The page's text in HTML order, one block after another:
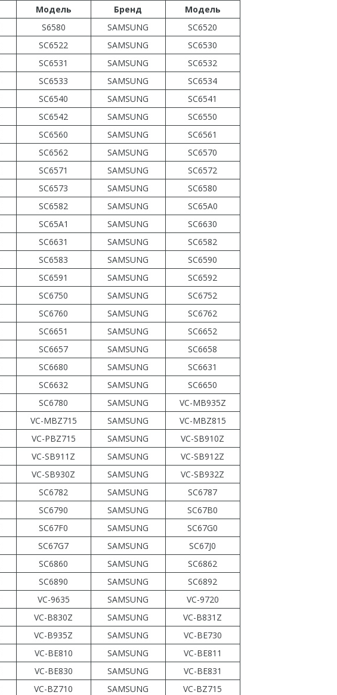
Модель Бренд
Модель
S6580 SAMSUNG
SC6520
SC6522 SAMSUNG
SC6530
SC6531 SAMSUNG
SC6532
SC6533 SAMSUNG
SC6534
SC6540 SAMSUNG
SC6541
SC6542 SAMSUNG
SC6550
SC6560 SAMSUNG
SC6561
SC6562 SAMSUNG
SC6570
SC6571 SAMSUNG
SC6572
SC6573 SAMSUNG
SC6580
SC6582 SAMSUNG
SC65A0
SC65A1 SAMSUNG
SC6630
SC6631 SAMSUNG
SC6582
SC6583 SAMSUNG
SC6590
SC6591 SAMSUNG
SC6592
SC6750 SAMSUNG
SC6752
SC6760 SAMSUNG
SC6762
SC6651 SAMSUNG
SC6652
SC6657 SAMSUNG
SC6658
SC6680 SAMSUNG
SC6631
SC6632 SAMSUNG
SC6650
SC6780 SAMSUNG
VC-MB935Z
VC-MBZ715 SAMSUNG
VC-MBZ815
VC-PBZ715 SAMSUNG
VC-SB910Z
VC-SB911Z SAMSUNG
VC-SB912Z
VC-SB930Z SAMSUNG
VC-SB932Z
SC6782 SAMSUNG
SC6787
SC6790 SAMSUNG
SC67B0
SC67F0 SAMSUNG
SC67G0
SC67G7 SAMSUNG
SC67J0
SC6860 SAMSUNG
SC6862
SC6890 SAMSUNG
SC6892
VC-9635 SAMSUNG
VC-9720
VC-B830Z SAMSUNG
VC-B831Z
VC-B935Z SAMSUNG
VC-BE730
VC-BE810 SAMSUNG
VC-BE811
VC-BE830 SAMSUNG
VC-BE831
VC-BZ710 SAMSUNG VC-BZ715